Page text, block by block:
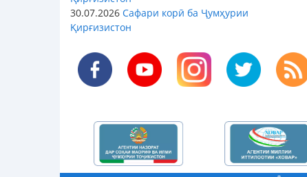
30.07.2026 Сафари корӣ ба Ҷумҳурии
Қирғизистон